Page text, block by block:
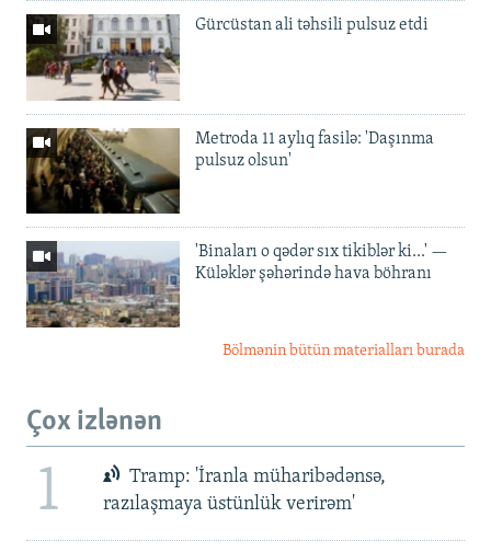
Gürcüstan ali təhsili pulsuz etdi
Metroda 11 aylıq fasilə: 'Daşınma
pulsuz olsun'
'Binaları o qədər sıx tikiblər ki...' —
Küləklər şəhərində hava böhranı
Bölmənin bütün materialları burada
Çox izlənən
1
Tramp: 'İranla müharibədənsə,
razılaşmaya üstünlük verirəm'